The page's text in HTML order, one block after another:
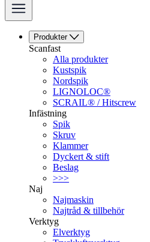
Produkter
Scanfast
Alla produkter
Kustspik
Nordspik
LIGNOLOC®
SCRAIL® / Hitscrew
Infästning
Spik
Skruv
Klammer
Dyckert & stift
Beslag
>>>
Naj
Najmaskin
Najtråd & tillbehör
Verktyg
Elverktyg